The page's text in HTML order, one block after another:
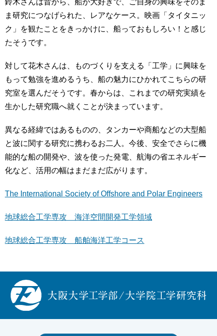
鈴木さんは昔から、船が大好きで、ご自身の興味をそのま
ま研究につなげられた、レアなケース。映画「タイタニッ
ク」を観たことをきっかけに、船っておもしろい！と感じ
たそうです。
対して花木さんは、ものづくりを支える「工学」に興味を
もって勉強を進めるうち、船の魅力にひかれてこちらの研
究室を選んだそうです。春からは、これまでの研究実績を
生かした研究職へ就くことが決まっています。
異なる経緯ではあるものの、タンカーや商船などの大型船
と波に関する研究に携わるお二人。今後、安全でさらに機
能的な船の開発や、波を使った発電、航海の省エネルギー
化など、活用の幅はまだまだ広がります。
The International Society of Offshore and Polar Engineers
地球総合工学専攻 海洋空間開発工学領域
地球総合工学専攻 船舶海洋工学コース